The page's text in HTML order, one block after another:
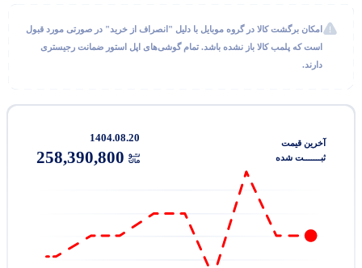
امکان برگشت کالا در گروه موبایل با دلیل "انصراف از خرید" در صورتی مورد قبول
است که پلمب کالا باز نشده باشد. تمام گوشی‌های اپل استور ضمانت رجیستری
دارند.
آخرین‌ قیمت
ثبـــــــت‌ شده
1404.08.20
258,390,800
گفتگو با غرفه‌دار
در حال اتصال...